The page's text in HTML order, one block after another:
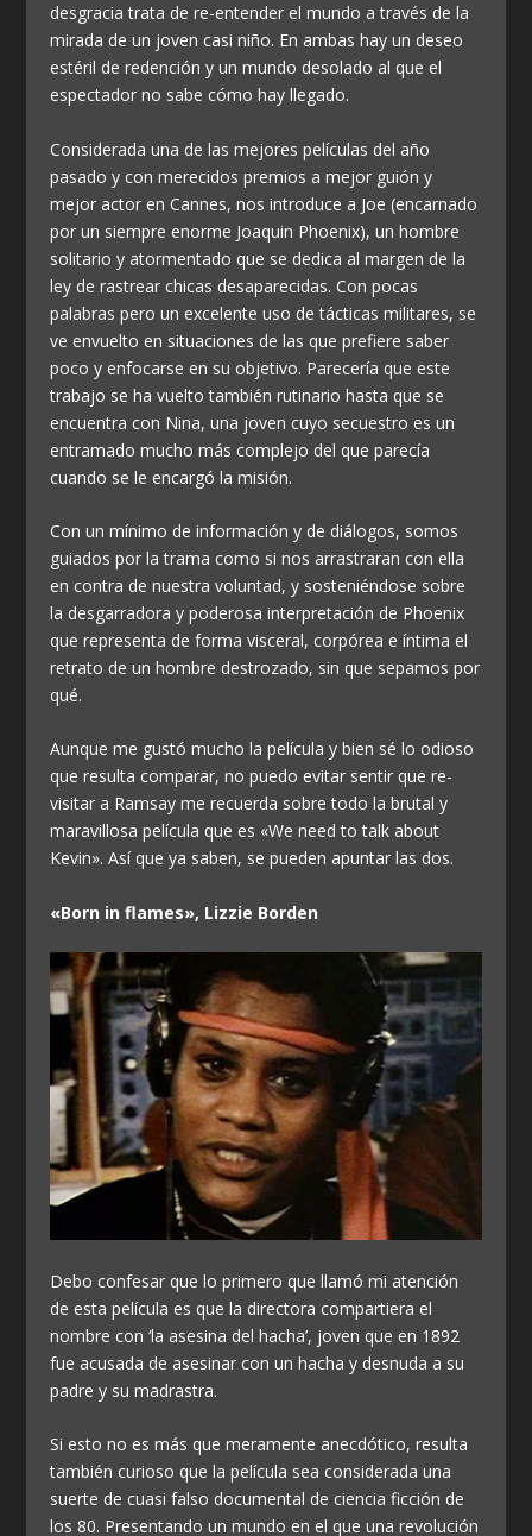
desgracia trata de re-entender el mundo a través de la
mirada de un joven casi niño. En ambas hay un deseo
estéril de redención y un mundo desolado al que el
espectador no sabe cómo hay llegado.
Considerada una de las mejores películas del año
pasado y con merecidos premios a mejor guión y
mejor actor en Cannes, nos introduce a Joe (encarnado
por un siempre enorme Joaquin Phoenix), un hombre
solitario y atormentado que se dedica al margen de la
ley de rastrear chicas desaparecidas. Con pocas
palabras pero un excelente uso de tácticas militares, se
ve envuelto en situaciones de las que prefiere saber
poco y enfocarse en su objetivo. Parecería que este
trabajo se ha vuelto también rutinario hasta que se
encuentra con Nina, una joven cuyo secuestro es un
entramado mucho más complejo del que parecía
cuando se le encargó la misión.
Con un mínimo de información y de diálogos, somos
guiados por la trama como si nos arrastraran con ella
en contra de nuestra voluntad, y sosteniéndose sobre
la desgarradora y poderosa interpretación de Phoenix
que representa de forma visceral, corpórea e íntima el
retrato de un hombre destrozado, sin que sepamos por
qué.
Aunque me gustó mucho la película y bien sé lo odioso
que resulta comparar, no puedo evitar sentir que re-
visitar a Ramsay me recuerda sobre todo la brutal y
maravillosa película que es «We need to talk about
Kevin». Así que ya saben, se pueden apuntar las dos.
«Born in flames», Lizzie Borden
Debo confesar que lo primero que llamó mi atención
de esta película es que la directora compartiera el
nombre con ‘la asesina del hacha’, joven que en 1892
fue acusada de asesinar con un hacha y desnuda a su
padre y su madrastra.
Si esto no es más que meramente anecdótico, resulta
también curioso que la película sea considerada una
suerte de cuasi falso documental de ciencia ficción de
los 80. Presentando un mundo en el que una revolución